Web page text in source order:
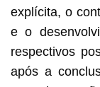
explícita, o
e o
respectivos
após a